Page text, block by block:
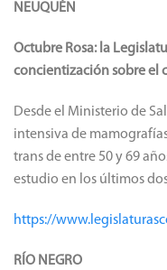
NEUQUÉN
Octubre Rosa: la
concientización sobre el
Desde el Ministerio de
intensiva de
trans de entre 50 y 69
estudio en los últimos
https://
RÍO NEGRO